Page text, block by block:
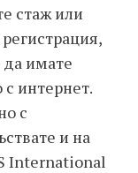
стаж или
да имате
с интернет.
с
и на
International